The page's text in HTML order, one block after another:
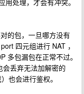
处理，才会有冲突。
的包，一旦哪方没有
四元组进行 NAT ，
多包漏包在正常不过。
丢弃无法加解密的
也会进行鉴权。